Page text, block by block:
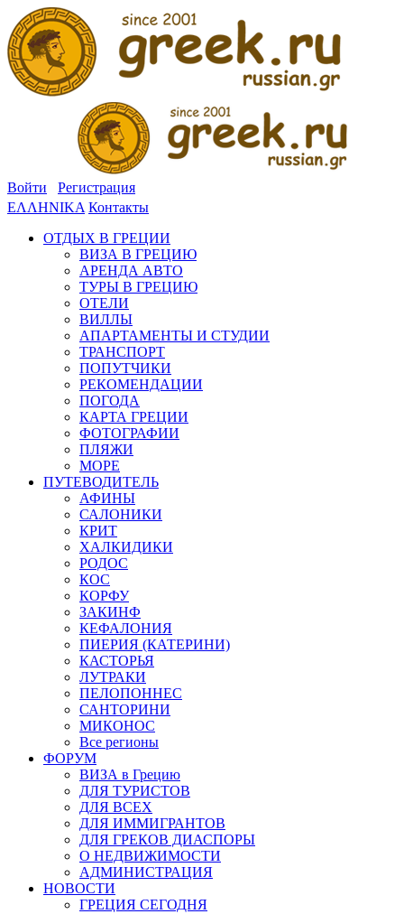
Войти
Регистрация
ΕΛΛΗΝΙΚΑ Контакты
ОТДЫХ В ГРЕЦИИ
ВИЗА В ГРЕЦИЮ
АРЕНДА АВТО
ТУРЫ В ГРЕЦИЮ
ОТЕЛИ
ВИЛЛЫ
АПАРТАМЕНТЫ И СТУДИИ
ТРАНСПОРТ
ПОПУТЧИКИ
РЕКОМЕНДАЦИИ
ПОГОДА
КАРТА ГРЕЦИИ
ФОТОГРАФИИ
ПЛЯЖИ
МОРЕ
ПУТЕВОДИТЕЛЬ
АФИНЫ
САЛОНИКИ
КРИТ
ХАЛКИДИКИ
РОДОС
КОС
КОРФУ
ЗАКИНФ
КЕФАЛОНИЯ
ПИЕРИЯ (КАТЕРИНИ)
КАСТОРЬЯ
ЛУТРАКИ
ПЕЛОПОННЕС
САНТОРИНИ
МИКОНОС
Все регионы
ФОРУМ
ВИЗА в Грецию
ДЛЯ ТУРИСТОВ
ДЛЯ ВСЕХ
ДЛЯ ИММИГРАНТОВ
ДЛЯ ГРЕКОВ ДИАСПОРЫ
О НЕДВИЖИМОСТИ
АДМИНИСТРАЦИЯ
НОВОСТИ
ГРЕЦИЯ СЕГОДНЯ